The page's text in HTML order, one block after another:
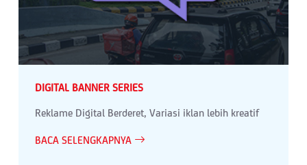
DIGITAL BANNER SERIES
Reklame Digital Berderet, Variasi iklan lebih kreatif
BACA SELENGKAPNYA